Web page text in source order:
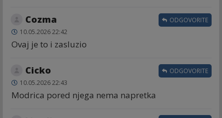
Cozma
10.05.2026 22:42
Ovaj je to i zasluzio
ODGOVORITE
Cicko
10.05.2026 22:43
Modrica pored njega nema napretka
ODGOVORITE